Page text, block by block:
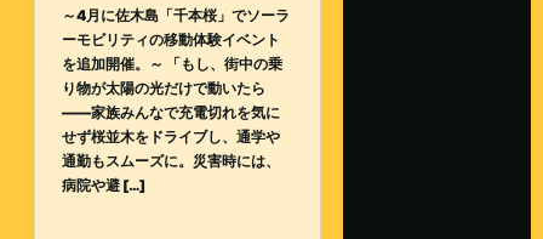
～4月に佐木島「千本桜」でソーラ
ーモビリティの移動体験イベント
を追加開催。～ 「もし、街中の乗
り物が太陽の光だけで動いたら
——家族みんなで充電切れを気に
せず桜並木をドライブし、通学や
通勤もスムーズに。災害時には、
病院や避 […]